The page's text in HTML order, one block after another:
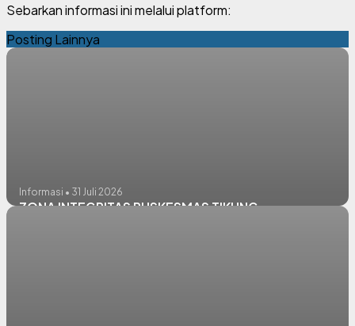
Sebarkan informasi ini melalui platform:
Posting Lainnya
Informasi • 31 Juli 2026
ZONA INTEGRITAS PUSKESMAS TIKUNG